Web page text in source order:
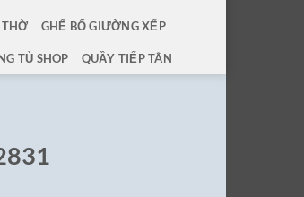
GHẾ BỐ GIƯỜNG XẾP
TỦ SHOP QUẦY TIẾP TÂN